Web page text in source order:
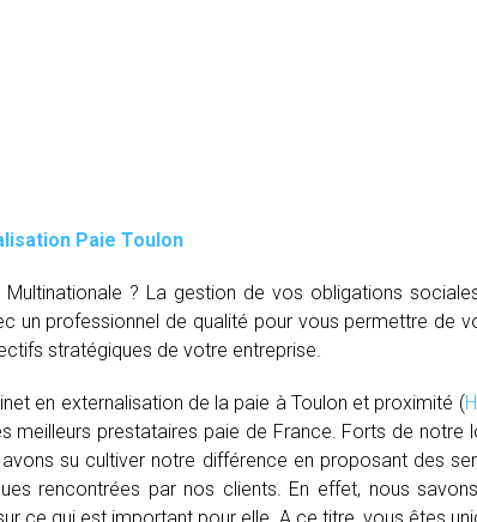
Paie Toulon
Multinationale ? La gestion de vos obligations
un professionnel de qualité pour vous permettre de
stratégiques de votre entreprise.
en externalisation de la paie à Toulon et proximité (
meilleurs prestataires paie de France. Forts de notre
su cultiver notre différence en proposant des
rencontrées par nos clients. En effet, nous